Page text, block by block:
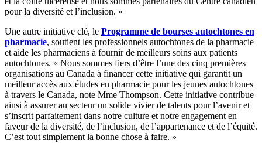
pour la diversité et l’inclusion. »
Une autre initiative clé, le Programme de bourses autochtones en
pharmacie, soutient les professionnels autochtones de la pharmacie
et aide les pharmaciens à fournir de meilleurs soins aux patients
autochtones. « Nous sommes fiers d’être l’une des cinq premières
organisations au Canada à financer cette initiative qui garantit un
meilleur accès aux études en pharmacie pour les jeunes autochtones
à travers le Canada, note Mme Thompson. Cette initiative contribue
ainsi à assurer au secteur un solide vivier de talents pour l’avenir et
s’inscrit parfaitement dans notre culture et notre engagement en
faveur de la diversité, de l’inclusion, de l’appartenance et de l’équité.
C’est tout simplement la bonne chose à faire. »